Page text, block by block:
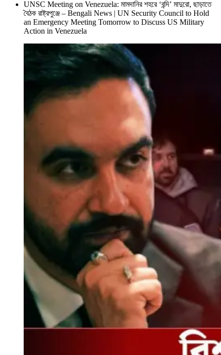
UNSC Meeting on Venezuela: মামদানির শহরে ‘বন্দি’ মাদুরো, ছাড়াতে
বৈঠক রাষ্ট্রপুঞ্জে – Bengali News | UN Security Council to Hold
an Emergency Meeting Tomorrow to Discuss US Military
Action in Venezuela